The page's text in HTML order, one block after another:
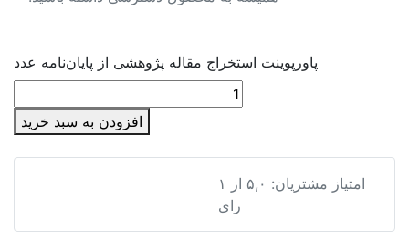
پاورپوینت استخراج مقاله پژوهشی از پایان‌نامه عدد
افزودن به سبد خرید
پاورپوینت استخراج مقاله پژوهشی از پایان‌نامه
امتیاز مشتریان: ۵,۰ از
۱
رای